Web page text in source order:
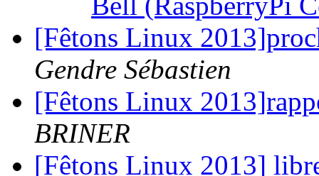
[Fêtons Linux
Gendre Sébastien
[Fêtons Linux
BRINER
[Fêtons Linux 2013]